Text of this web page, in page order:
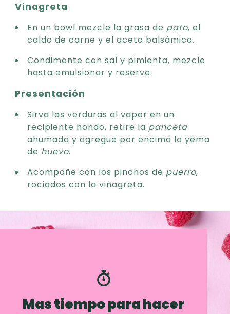
Vinagreta
En un bowl mezcle la grasa de pato, el
caldo de carne y el aceto balsámico.
Condimente con sal y pimienta, mezcle
hasta emulsionar y reserve.
Presentación
Sirva las verduras al vapor en un
recipiente hondo, retire la panceta
ahumada y agregue por encima la yema
de huevo.
Acompañe con los pinchos de puerro,
rociados con la vinagreta.
Mas tiempo para hacer